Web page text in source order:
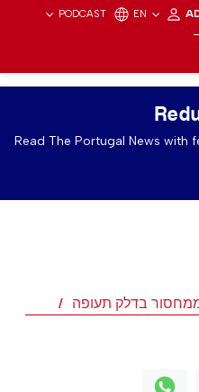
PODCAST EN
Read The Portugal News with
בדלק תעופה